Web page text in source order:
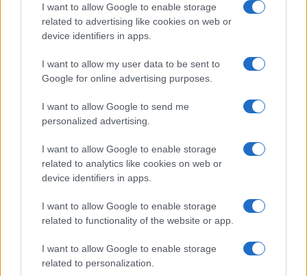
I want to allow Google to enable storage
related to advertising like cookies on web or
device identifiers in apps.
I want to allow my user data to be sent to
Google for online advertising purposes.
I want to allow Google to send me
personalized advertising.
I want to allow Google to enable storage
related to analytics like cookies on web or
device identifiers in apps.
I want to allow Google to enable storage
related to functionality of the website or app.
I want to allow Google to enable storage
related to personalization.
Μετά την ολοκλήρωση της διαδικασίας και την πλήρη
συμπλήρωση του Δελτίου Υγειονομικής Εξέτασης από
έντυπο θα πρέπει να σαρωθεί σε ευκρινή μορφή και να
επισυναφθεί στην αίτηση σε ευδιάκριτη μορφή (σε
αρχείο τύπου PDF μεγέθους έως 2MB και όχι σε αρχείο
τύπου φωτογραφίας).Το έντυπο θα πρέπει να είναι
πλήρως συμπληρωμένο, περιλαμβάνοντας τα
ημερομηνίες και τις σφραγίδες των δύο αρμόδιων
ιατρών με ευκρινή τρόπο.
ΑΣΕΠ: Γιατί αποκλείστηκαν απόφοιτοι Πολυκλαδικών
Λυκείων παρά την αναγνώριση των τίτλων τους